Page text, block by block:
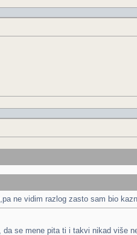
ne vidim razlog zasto sam bio
se mene pita ti i takvi nikad više